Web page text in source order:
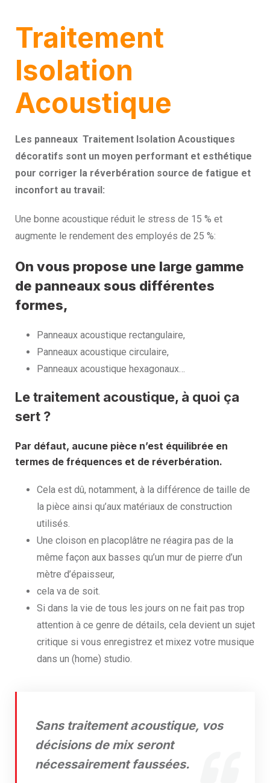
Traitement
Isolation
Acoustique
Les panneaux Traitement Isolation Acoustiques
décoratifs sont un moyen performant et esthétique
pour corriger la réverbération source de fatigue et
inconfort au travail:
Une bonne acoustique réduit le stress de 15 % et
augmente le rendement des employés de 25 %:
On vous propose une large gamme
de panneaux sous différentes
formes,
Panneaux acoustique rectangulaire,
Panneaux acoustique circulaire,
Panneaux acoustique hexagonaux…
Le traitement acoustique, à quoi ça
sert ?
Par défaut, aucune pièce n’est équilibrée en
termes de fréquences et de réverbération.
Cela est dû, notamment, à la différence de taille de
la pièce ainsi qu’aux matériaux de construction
utilisés.
Une cloison en placoplâtre ne réagira pas de la
même façon aux basses qu’un mur de pierre d’un
mètre d’épaisseur,
cela va de soit.
Si dans la vie de tous les jours on ne fait pas trop
attention à ce genre de détails, cela devient un sujet
critique si vous enregistrez et mixez votre musique
dans un (home) studio.
Sans traitement acoustique, vos
décisions de mix seront
nécessairement faussées.